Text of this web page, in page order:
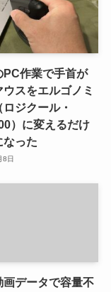
PC作業で手首が
スをエルゴノミ
ジクール・
）に変えるだけ
なった
8日
画データで容量不